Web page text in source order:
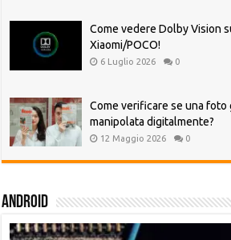
Come vedere Dolby Vision
Xiaomi/POCO!
6 Luglio 2026 0
Come verificare se una foto
manipolata digitalmente?
12 Maggio 2026 0
Android